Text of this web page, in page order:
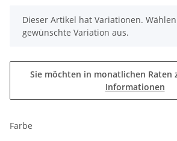
x
Dieser Artikel hat Variationen.
gewünschte Variation aus.
Sie möchten in monatlichen Raten
Informationen
Farbe